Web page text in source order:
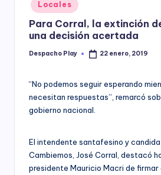
y
in
Locales
Para Corral, la extinción
una decisión acertada
Posted
Despacho Play 22 enero, 2019
“No podemos seguir esperando
necesitan respuestas”, remarcó
gobierno nacional.
El intendente santafesino y
Cambiemos, José Corral, destacó
presidente Mauricio Macri de